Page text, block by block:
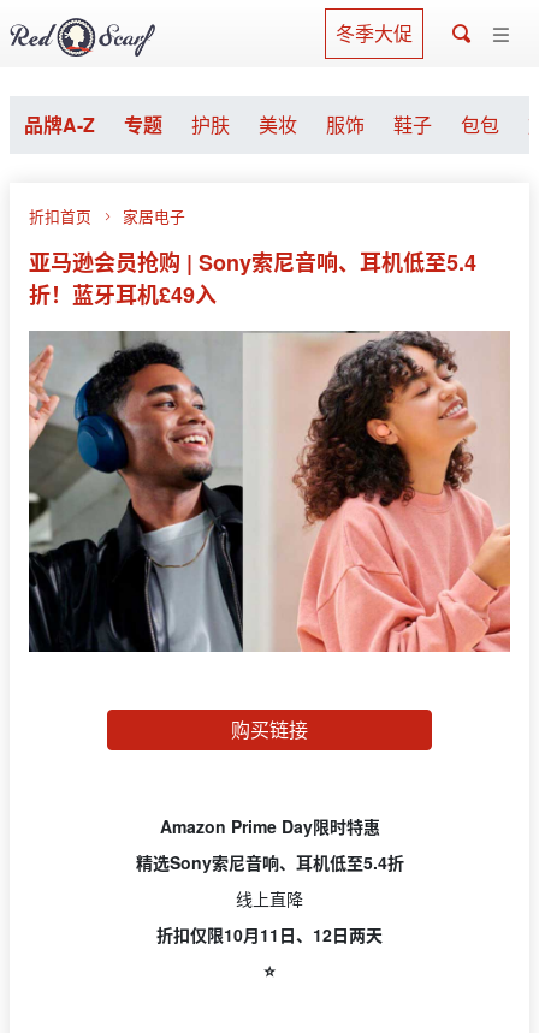
冬季大促
品牌A-Z 专题 护肤 美妆 服饰 鞋子 包包
折扣首页 家居电子
亚马逊会员抢购 | Sony索尼音响、耳机低至5.4
折！蓝牙耳机£49入
购买链接
Amazon Prime Day限时特惠
精选Sony索尼音响、耳机低至5.4折
线上直降
折扣仅限10月11日、12日两天
⭐️